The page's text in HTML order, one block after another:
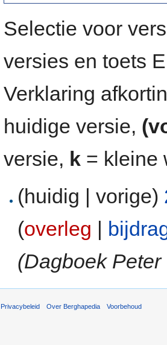
Selectie voor
versies en toets
Verklaring
huidige versie,
versie, k = kleine
(huidig | vorige)
(overleg |
(Dagboek
Privacybeleid Over Berghapedia Voorbehoud